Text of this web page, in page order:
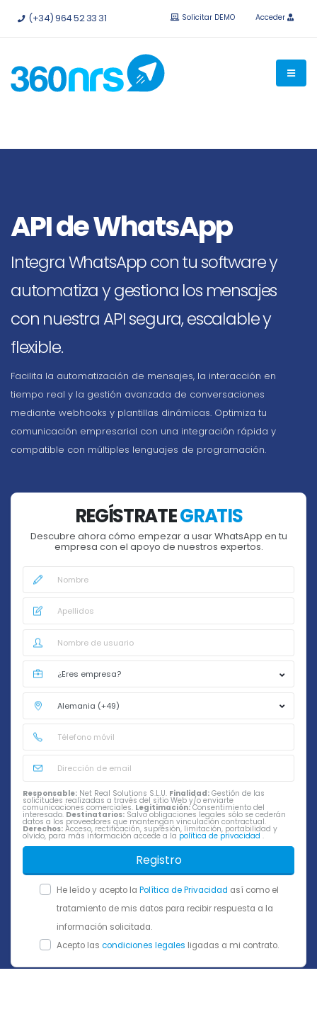
Pruébalo gratis sin compromiso. API e integraciones
(+34) 964 52 33 31 Solicitar DEMO Acceder
API de WhatsApp
Integra WhatsApp con tu software y
automatiza y gestiona los mensajes
con nuestra API segura, escalable y
flexible.
Facilita la automatización de mensajes, la interacción en
tiempo real y la gestión avanzada de conversaciones
mediante webhooks y plantillas dinámicas. Optimiza tu
comunicación empresarial con una integración rápida y
compatible con múltiples lenguajes de programación.
REGÍSTRATEGRATIS
Descubre ahora cómo empezar a usar WhatsApp en tu
empresa con el apoyo de nuestros expertos.
Responsable: Net Real Solutions S.L.U. Finalidad: Gestión de las
solicitudes realizadas a través del sitio Web y/o enviarte
comunicaciones comerciales. Legitimación:Consentimiento del
interesado. Destinatarios: Salvo obligaciones legales sólo se cederán
datos a los proveedores que mantengan vinculación contractual.
Derechos: Acceso, rectificación, supresión, limitación, portabilidad y
olvido, para más información accede a la política de privacidad .
Registro
He leído y acepto la Política de Privacidad así como el
tratamiento de mis datos para recibir respuesta a la
información solicitada.
Acepto las condiciones legales ligadas a mi contrato.